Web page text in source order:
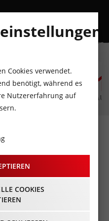
MO
10
AUGUST
DI
11
AUGUST
Cookies verwendet.
benötigt, während es
Nutzererfahrung auf
COOKIES